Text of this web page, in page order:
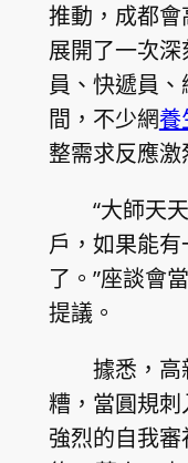
推動，成都會
展開了一次
員、快遞員
間，不少網養
整需求反應激
“大師天
戶，如果能
了。”座談會
提議。
據悉，
糟，當圓規
強烈的自我